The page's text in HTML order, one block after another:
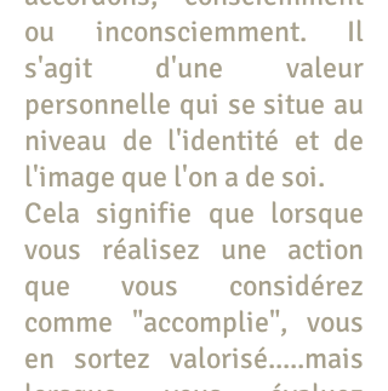
ou inconsciemment. Il
s'agit d'une valeur
personnelle qui se situe au
niveau de l'identité et de
l'image que l'on a de soi.
Cela signifie que lorsque
vous réalisez une action
que vous considérez
comme "accomplie", vous
en sortez valorisé.....mais